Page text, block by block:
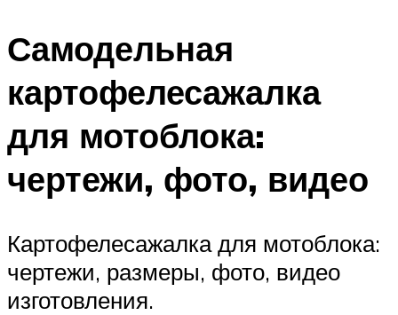
Самодельная
картофелесажалка
для мотоблока:
чертежи, фото, видео
Картофелесажалка для мотоблока:
чертежи, размеры, фото, видео
изготовления.